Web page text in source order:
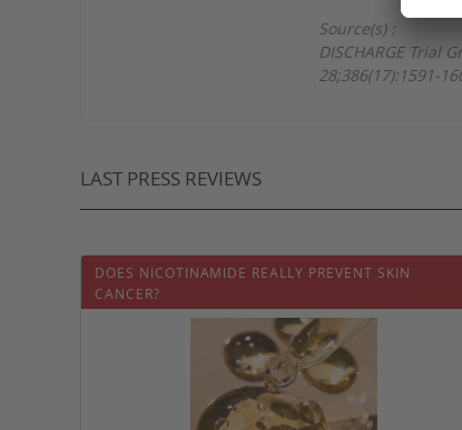
Source(s) :
DISCHARGE Trial
28;386(17):1591-
LAST PRESS REVIEWS
DOES NICOTINAMIDE REALLY PREVENT SKIN
CANCER?